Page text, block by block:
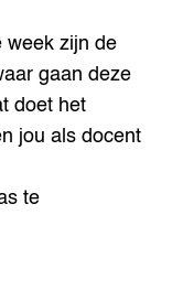
week zijn de
gaan deze
doet het
jou als docent
te